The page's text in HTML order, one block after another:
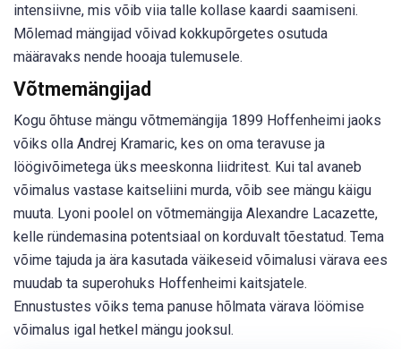
intensiivne, mis võib viia talle kollase kaardi saamiseni.
Mõlemad mängijad võivad kokkupõrgetes osutuda
määravaks nende hooaja tulemusele.
Võtmemängijad
Kogu õhtuse mängu võtmemängija 1899 Hoffenheimi jaoks
võiks olla Andrej Kramaric, kes on oma teravuse ja
löögivõimetega üks meeskonna liidritest. Kui tal avaneb
võimalus vastase kaitseliini murda, võib see mängu käigu
muuta. Lyoni poolel on võtmemängija Alexandre Lacazette,
kelle ründemasina potentsiaal on korduvalt tõestatud. Tema
võime tajuda ja ära kasutada väikeseid võimalusi värava ees
muudab ta superohuks Hoffenheimi kaitsjatele.
Ennustustes võiks tema panuse hõlmata värava löömise
võimalus igal hetkel mängu jooksul.